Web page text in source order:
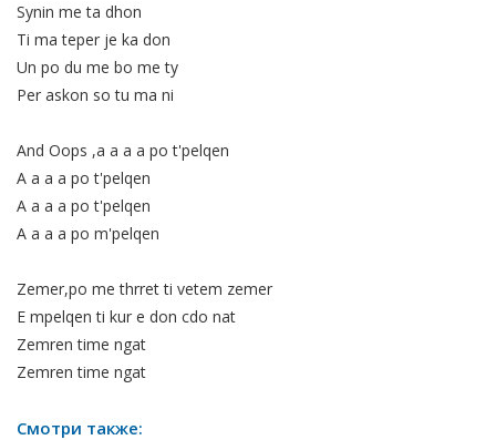
Synin me ta dhon
Ti ma teper je ka don
Un po du me bo me ty
Per askon so tu ma ni
And Oops ,a a a a po t'pelqen
A a a a po t'pelqen
A a a a po t'pelqen
A a a a po m'pelqen
Zemer,po me thrret ti vetem zemer
E mpelqen ti kur e don cdo nat
Zemren time ngat
Zemren time ngat
Смотри также: